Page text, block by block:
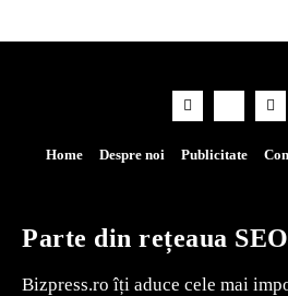
Home Despre noi Publicitate
Parte din rețeaua
Bizpress.ro îți aduce cele mai